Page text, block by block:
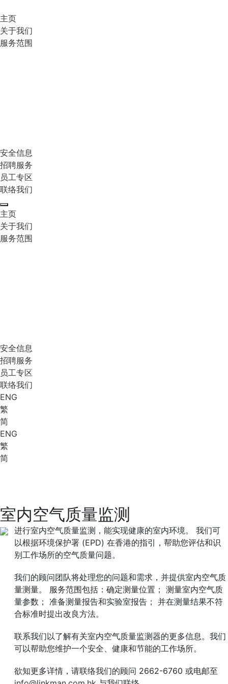
主页
关于我们
服务范围
安全信息
招聘服务
员工专区
联络我们
主页
关于我们
服务范围
安全信息
招聘服务
员工专区
联络我们
ENG
繁
简
ENG
繁
简
室内空气质量监测
进行室内空气质量监测，能实现健康的室内环境。 我们可
以根据环境保护署 (EPD) 在香港的指引，帮助您评估和识
别工作场所的空气质量问题。
我们的顾问团队将处理您的问题和需求，并提供室内空气质
量测量。 服务范围包括：确定测量位置； 测量室内空气质
量参数； 准备测量报告和实验室报告； 并在测量结果不符
合标准时提出改良方法。
联系我们以了解有关室内空气质量监测器的更多信息。我们
可以帮助您维护一个安全、健康和节能的工作场所。
欲知更多详情，请联络我们的顾问 2662-6760 或电邮至